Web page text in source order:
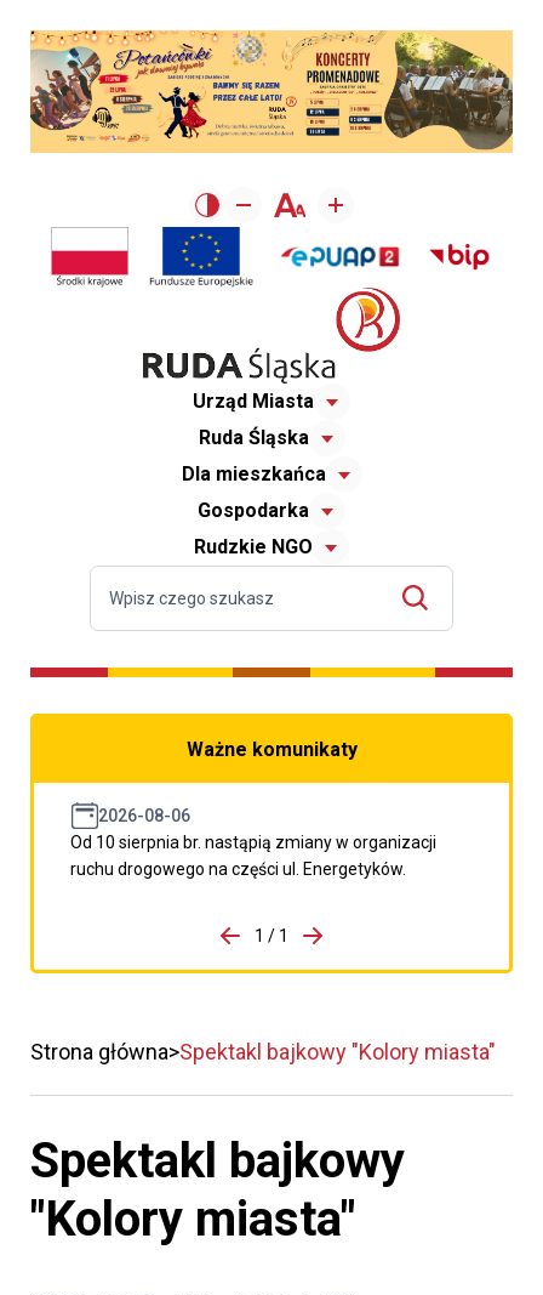
Urząd Miasta
Ruda Śląska
Dla mieszkańca
Gospodarka
Rudzkie NGO
Ważne komunikaty
2026-08-06
Od 10 sierpnia br. nastąpią zmiany w organizacji
ruchu drogowego na części ul. Energetyków.
porzpedniego komunikatu
1 / 1
Przejdź do następnego
Strona główna Spektakl bajkowy "Kolory miasta"
Spektakl bajkowy
"Kolory miasta"